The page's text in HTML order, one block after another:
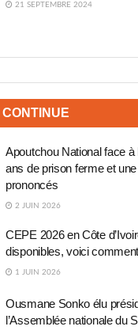
21 SEPTEMBRE 2024
Apoutchou National face à
ans de prison ferme et
prononcés
2 JUIN 2026
CEPE 2026 en Côte
disponibles, voici
1 JUIN 2026
Ousmane Sonko élu
l’Assemblée nationale du